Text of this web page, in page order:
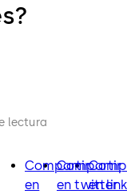
lectura
Compartir
en facebook
Compartir
en twitter
twitter
en